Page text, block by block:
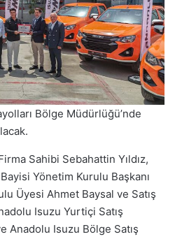
Bölge Müdürlüğü’nde
Sahibi Sebahattin Yıldız,
Yönetim Kurulu Başkanı
Üyesi Ahmet Baysal ve Satış
Isuzu Yurtiçi Satış
Anadolu Isuzu Bölge Satış